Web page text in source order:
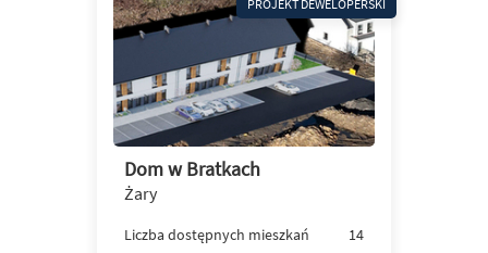
PROJEKT DEWELOPERSKI
Dom w Bratkach
Żary
Liczba dostępnych mieszkań 14